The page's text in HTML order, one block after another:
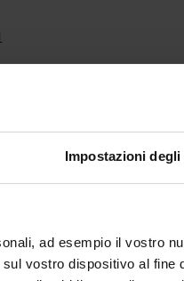
Impostazioni degli
ad esempio il vostro
vostro dispositivo al fine
assegnato e
a contratto